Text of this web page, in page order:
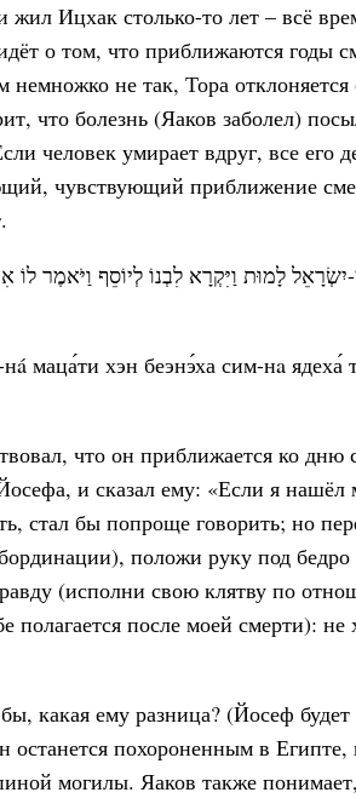
Ицхак столько-то лет – всё
о том, что приближаются годы
немножко не так, Тора
что болезнь (Яаков заболел)
человек умирает вдруг, все его
чувствующий приближение
יִשְׂרָאֵל לָמוּת וַיִּקְרָא לִבְנוֹ לְיוֹסֵף וַיֹּאמֶר
маца́ти хэн беэнэ́ха сим-нa ядеха́
что он приближается ко дню
и сказал ему: «Если я нашёл
стал бы попроще говорить; но
положи руку под
(исполни свою клятву по
после моей смерти): не
какая ему разница? (Йосеф
похороненным в
могилы. Яаков также